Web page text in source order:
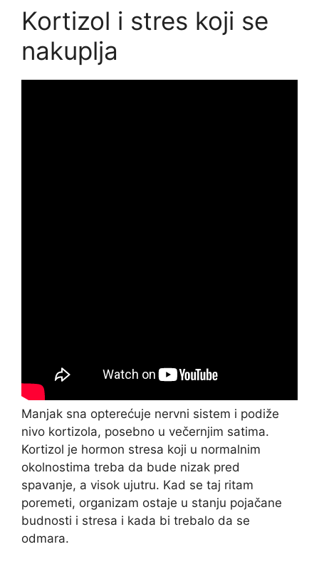
Kortizol i stres koji se
nakuplja
Manjak sna opterećuje nervni sistem i podiže
nivo kortizola, posebno u večernjim satima.
Kortizol je hormon stresa koji u normalnim
okolnostima treba da bude nizak pred
spavanje, a visok ujutru. Kad se taj ritam
poremeti, organizam ostaje u stanju pojačane
budnosti i stresa i kada bi trebalo da se
odmara.